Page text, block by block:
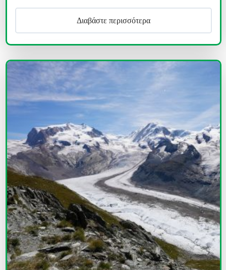
Διαβάστε περισσότερα